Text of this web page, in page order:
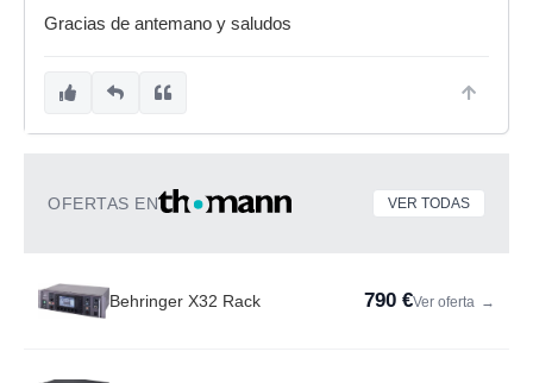
Gracias de antemano y saludos
OFERTAS EN VER TODAS
Behringer X32 Rack 790 €Ver oferta →